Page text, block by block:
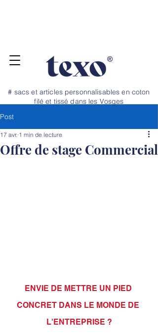
# sacs et articles personnalisables en coton
filé et tissé dans les Vosges
Post
Offre de stage Commercial
17 avr. 1 min de lecture
ENVIE DE METTRE UN PIED
CONCRET DANS LE MONDE DE
L'ENTREPRISE ?